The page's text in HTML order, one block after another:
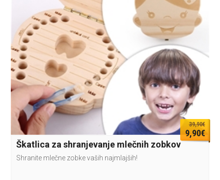
39,90€
9,90€
Škatlica za shranjevanje mlečnih zobkov
Shranite mlečne zobke vaših najmlajših!